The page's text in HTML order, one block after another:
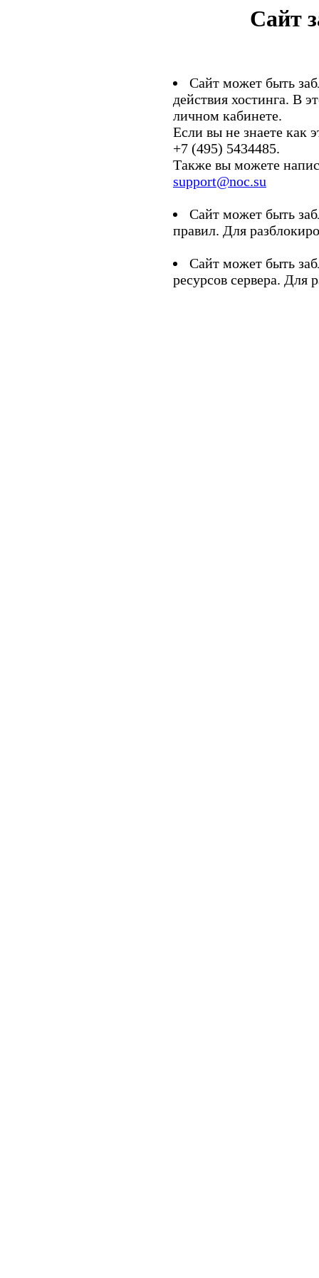
Сайт
Сайт может быть
действия хостинга. В
личном кабинете.
Если вы не знаете как
+7 (495) 5434485.
Также вы можете
support@noc.su
Сайт может быть
правил. Для
Сайт может быть
ресурсов сервера. Для